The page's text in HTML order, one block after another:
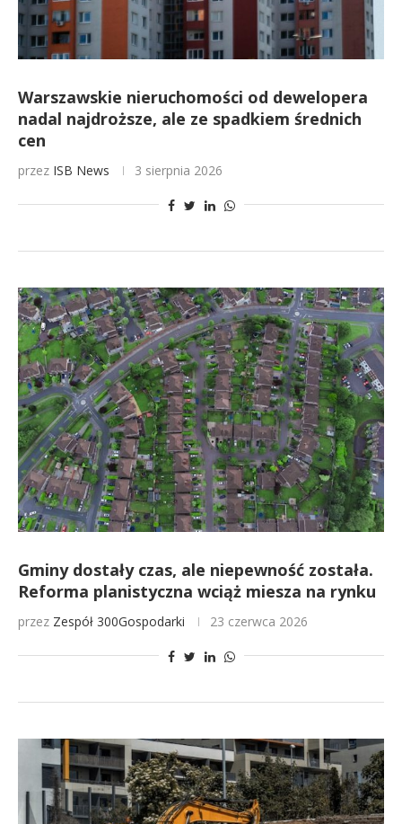
Warszawskie nieruchomości od dewelopera
nadal najdroższe, ale ze spadkiem średnich
cen
przez ISB News 3 sierpnia 2026
Gminy dostały czas, ale niepewność została.
Reforma planistyczna wciąż miesza na rynku
przez Zespół 300Gospodarki 23 czerwca 2026